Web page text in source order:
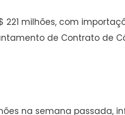
milhões, com
de Contrato de
na semana passada,